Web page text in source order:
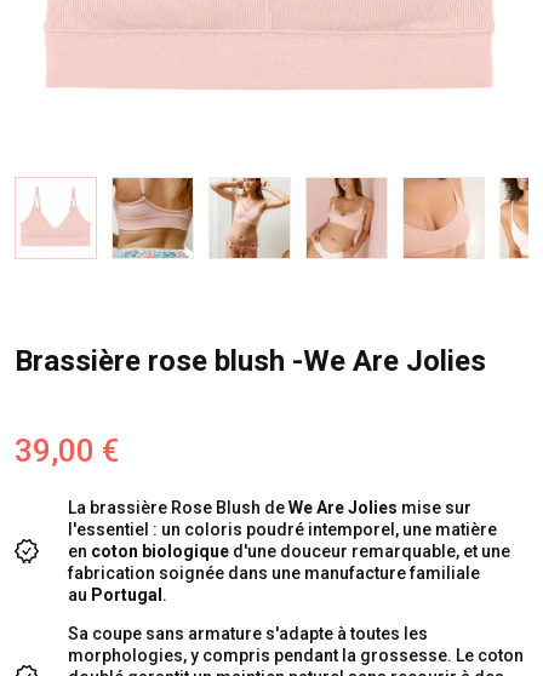
Brassière rose blush -We Are Jolies
39,00 €
La brassière Rose Blush deWe Are Jolies mise sur
l'essentiel : un coloris poudré intemporel, une matière
en coton biologique d'une douceur remarquable, et une
fabrication soignée dans une manufacture familiale
au Portugal.
Sa coupe sans armature s'adapte à toutes les
morphologies, y compris pendant la grossesse. Le coton